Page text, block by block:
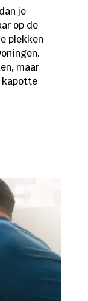
je
op de
plekken
maar
kapotte